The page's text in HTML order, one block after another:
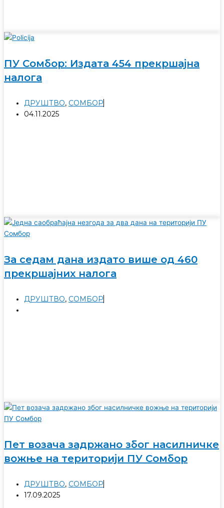
ПУ Сомбор: Издата 454 прекршајна
налога
ДРУШТВО, СОМБОР
04.11.2025
За седам дана издато више од 460
прекршајних налога
ДРУШТВО, СОМБОР
Пет возача задржано због насилничке
вожње на територији ПУ Сомбор
ДРУШТВО, СОМБОР
17.09.2025